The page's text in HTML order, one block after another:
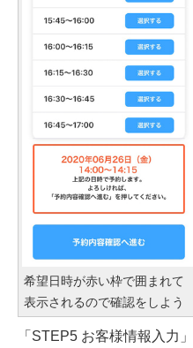
希望日時が赤い枠で囲まれて
表示されるので確認をしよう
「STEP5 お客様情報入力